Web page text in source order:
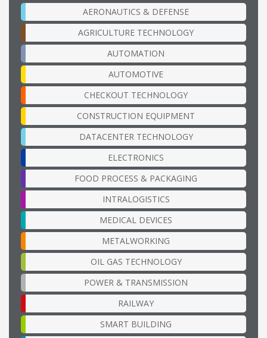
AERONAUTICS & DEFENSE
AGRICULTURE TECHNOLOGY
AUTOMATION
AUTOMOTIVE
CHECKOUT TECHNOLOGY
CONSTRUCTION EQUIPMENT
DATACENTER TECHNOLOGY
ELECTRONICS
FOOD PROCESS & PACKAGING
INTRALOGISTICS
MEDICAL DEVICES
METALWORKING
OIL GAS TECHNOLOGY
POWER & TRANSMISSION
RAILWAY
SMART BUILDING